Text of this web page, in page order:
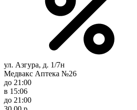
ул. Азгура, д. 1/7н
Медвакс Аптека №26
до 21:00
в 15:06
до 21:00